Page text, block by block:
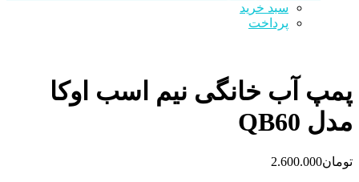
سبد خرید
پرداخت
پمپ آب خانگی نیم اسب اوکا
مدل QB60
تومان2.600.000